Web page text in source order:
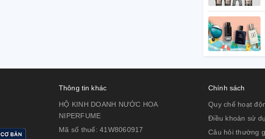
Thông tin khác
HỘ KINH DOANH NƯỚC HOA
NIPERFUME
Mã số thuế: 41W8060917
Chính sách
Quy chế hoạt
Điều khoản sử
Câu hỏi thường